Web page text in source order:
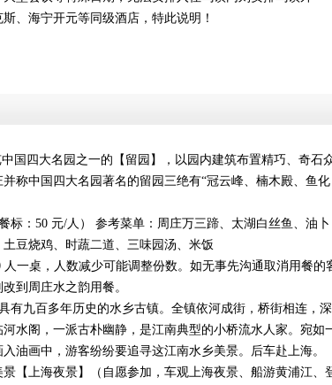
、海宁开元等同级酒店，特此说明！
国四大名园之一的【留园】，以园内建筑布置精巧、奇石
称中国四大名园著名的留园三绝有“冠云峰、楠木殿、鱼化
：50 元/人） 参考菜单：周庄万三蹄、太湖白丝鱼、油卜
豆烧鸡、时蔬二道、三味园汤、米饭
一桌，人数减少可能调整份数。如无事先沟通取消用餐的
到周庄水之韵用餐。
有九百多年历史的水乡古镇。全镇依河成街，桥街相连，
水阁，一派古朴幽静，是江南典型的小桥流水人家。宛如
油画中，游客纷纷要追寻这江南水乡美景。后车赴上海。
【上海夜景】（自愿参加，车观上海夜景、船游黄浦江、